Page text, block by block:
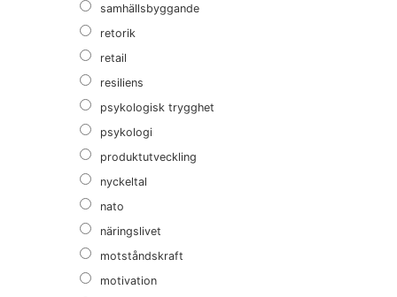
samhällsbyggande
retorik
retail
resiliens
psykologisk trygghet
psykologi
produktutveckling
nyckeltal
nato
näringslivet
motståndskraft
motivation